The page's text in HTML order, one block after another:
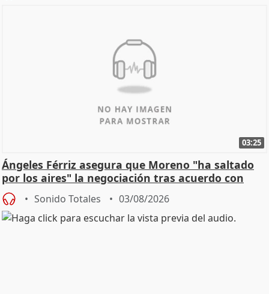
03:25
Ángeles Férriz asegura que Moreno "ha saltado
por los aires" la negociación tras acuerdo con
SMA
Sonido Totales 03/08/2026